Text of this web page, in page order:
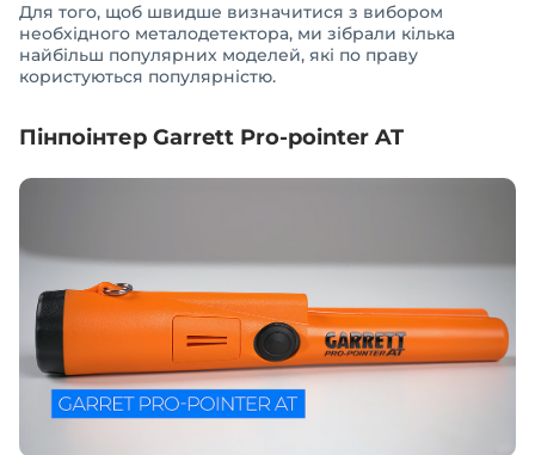
Для того, щоб швидше визначитися з вибором
необхідного металодетектора, ми зібрали кілька
найбільш популярних моделей, які по праву
користуються популярністю.
Пінпоінтер Garrett Pro-pointer AT